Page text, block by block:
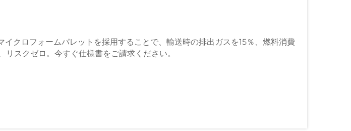
イクロフォームパレットを採用することで、輸送時の排出ガスを15％、燃料消費
スクゼロ。今すぐ仕様書をご請求ください。